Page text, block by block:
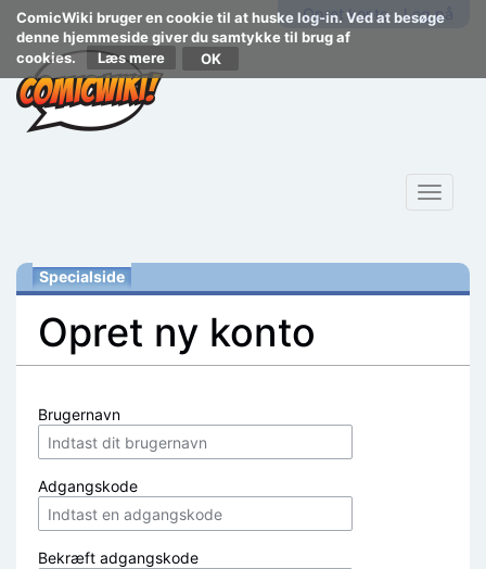
ComicWiki bruger en cookie til at huske log-in. Ved at besøge
denne hjemmeside giver du samtykke til brug af
cookies.
Læs mere
Opret konto Log på
Toggle
Specialside
Opret ny konto
Brugernavn
Adgangskode
Bekræft adgangskode